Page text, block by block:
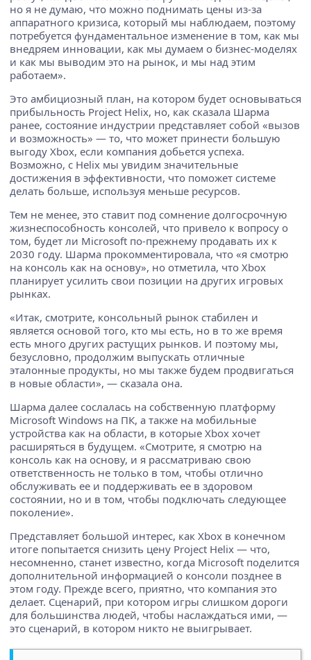
но я не думаю, что можно поднимать цены из-за
аппаратного кризиса, который мы наблюдаем, поэтому
потребуется фундаментальное изменение в том, как мы
внедряем инновации, как мы думаем о бизнес-моделях
и как мы выводим это на рынок, и мы над этим
работаем».
Это амбициозный план, на котором будет основываться
прибыльность Project Helix, но, как сказала Шарма
ранее, состояние индустрии представляет собой «вызов
и возможность» — то, что может принести большую
выгоду Xbox, если компания добьется успеха.
Возможно, с Helix мы увидим значительные
достижения в эффективности, что поможет системе
делать больше, используя меньше ресурсов.
Тем не менее, это ставит под сомнение долгосрочную
жизнеспособность консолей, что привело к вопросу о
том, будет ли Microsoft по-прежнему продавать их к
2030 году. Шарма прокомментировала, что «я смотрю
на консоль как на основу», но отметила, что Xbox
планирует усилить свои позиции на других игровых
рынках.
«Итак, смотрите, консольный рынок стабилен и
является основой того, кто мы есть, но в то же время
есть много других растущих рынков. И поэтому мы,
безусловно, продолжим выпускать отличные
эталонные продукты, но мы также будем продвигаться
в новые области», — сказала она.
Шарма далее сослалась на собственную платформу
Microsoft Windows на ПК, а также на мобильные
устройства как на области, в которые Xbox хочет
расширяться в будущем. «Смотрите, я смотрю на
консоль как на основу, и я рассматриваю свою
ответственность не только в том, чтобы отлично
обслуживать ее и поддерживать ее в здоровом
состоянии, но и в том, чтобы подключать следующее
поколение».
Представляет большой интерес, как Xbox в конечном
итоге попытается снизить цену Project Helix — что,
несомненно, станет известно, когда Microsoft поделится
дополнительной информацией о консоли позднее в
этом году. Прежде всего, приятно, что компания это
делает. Сценарий, при котором игры слишком дороги
для большинства людей, чтобы наслаждаться ими, —
это сценарий, в котором никто не выигрывает.